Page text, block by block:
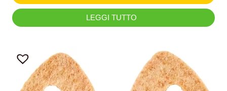
LEGGI TUTTO